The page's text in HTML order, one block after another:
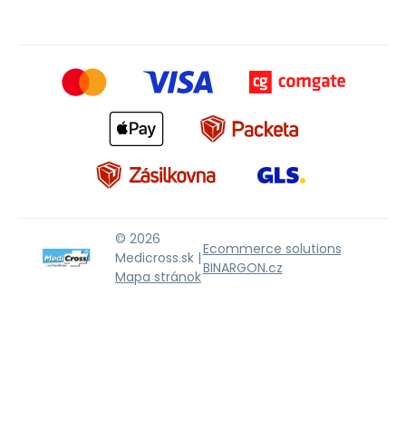
© 2026
Medicross.sk |
Mapa stránok
Ecommerce solutions
BINARGON.cz